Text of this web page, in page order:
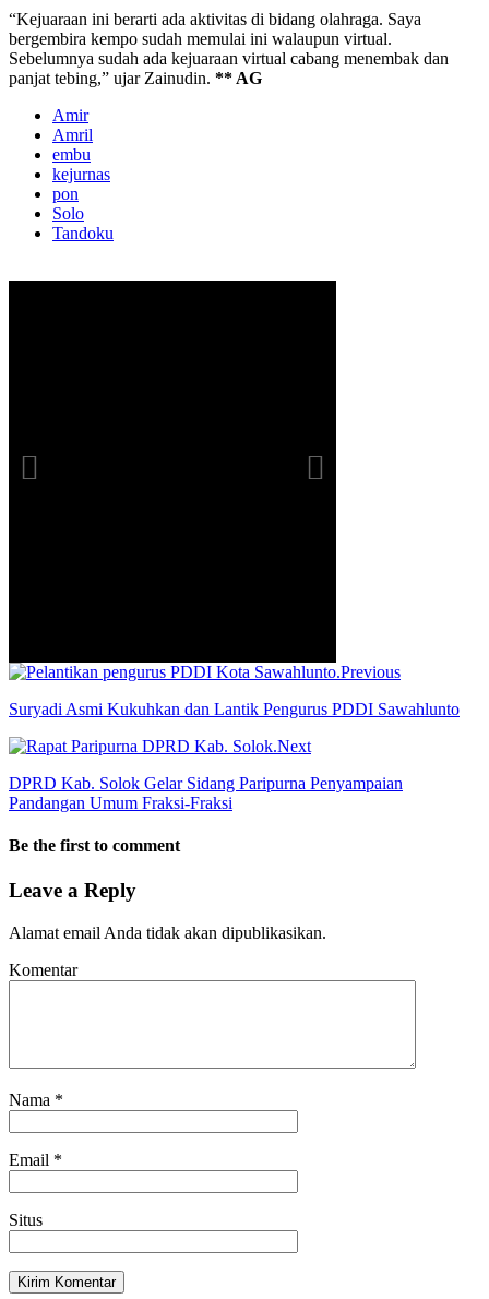
“Kejuaraan ini berarti ada aktivitas di bidang olahraga. Saya
bergembira kempo sudah memulai ini walaupun virtual.
Sebelumnya sudah ada kejuaraan virtual cabang menembak dan
panjat tebing,” ujar Zainudin. ** AG
Amir
Amril
embu
kejurnas
pon
Solo
Tandoku
Previous
Suryadi Asmi Kukuhkan dan Lantik Pengurus PDDI Sawahlunto
Next
DPRD Kab. Solok Gelar Sidang Paripurna Penyampaian
Pandangan Umum Fraksi-Fraksi
Be the first to comment
Leave a Reply
Alamat email Anda tidak akan dipublikasikan.
Komentar
Nama *
Email *
Situs